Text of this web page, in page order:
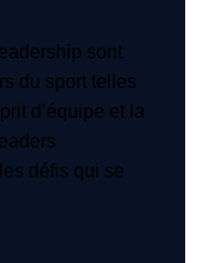
sont
du sport telles
d’équipe et la
défis qui se